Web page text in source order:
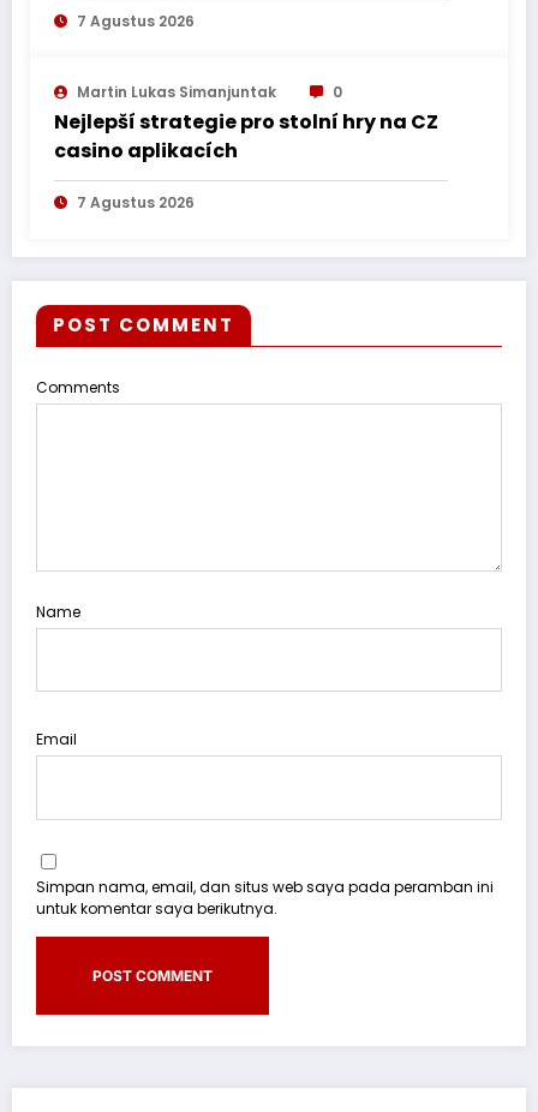
7 Agustus 2026
Martin Lukas Simanjuntak 0
Nejlepší strategie pro stolní hry na CZ
casino aplikacích
7 Agustus 2026
POST COMMENT
Comments
Name
Email
Simpan nama, email, dan situs web saya pada peramban ini
untuk komentar saya berikutnya.